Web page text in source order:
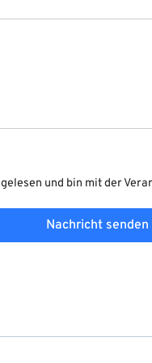
gelesen und bin mit der
Nachricht senden